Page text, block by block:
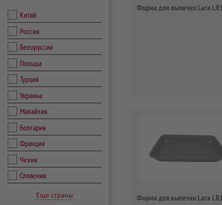
Китай
Россия
Белоруссия
Польша
Турция
Украина
Малайзия
Болгария
Франция
Чехия
Словения
Еще страны
Форма для выпечки Lara
Форма для выпечки Lara